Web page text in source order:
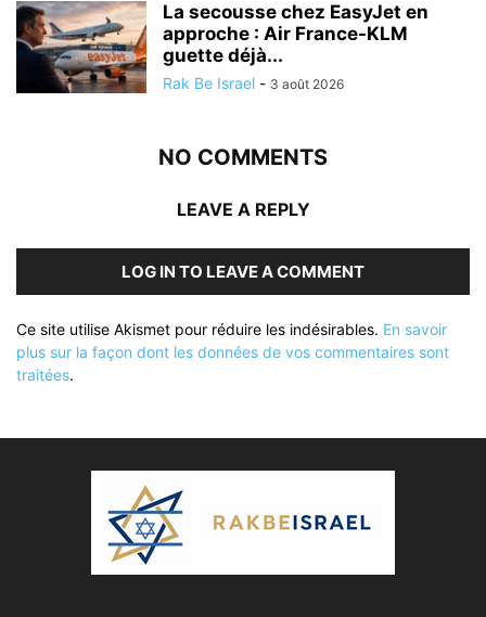
La secousse chez EasyJet en
approche : Air France-KLM
guette déjà...
Rak Be Israel - 3 août 2026
NO COMMENTS
LEAVE A REPLY
LOG IN TO LEAVE A COMMENT
Ce site utilise Akismet pour réduire les indésirables. En savoir
plus sur la façon dont les données de vos commentaires sont
traitées.